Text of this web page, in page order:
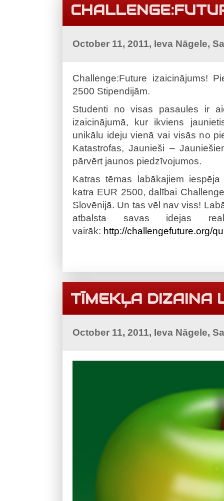
October 11, 2011, Ieva Nāgele,
Challenge:Future izaicinājums!
2500 Stipendijām.
Studenti no visas pasaules ir
izaicinājumā, kur ikviens
unikālu ideju vienā vai visās no
Katastrofas, Jaunieši –
pārvērt jaunos piedzīvojumos.
Katras tēmas labākajiem
katra EUR 2500, dalībai
Slovēnijā. Un tas vēl nav viss!
atbalsta savas idejas
vairāk: http://challengefuture.org/
TĪMEKĻA DIZAINA
October 11, 2011, Ieva Nāgele,